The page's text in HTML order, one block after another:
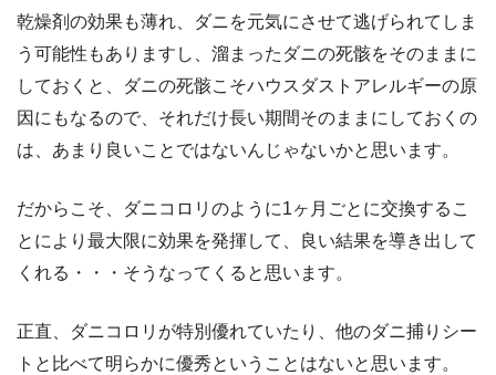
乾燥剤の効果も薄れ、ダニを元気にさせて逃げられてしま
う可能性もありますし、溜まったダニの死骸をそのままに
しておくと、ダニの死骸こそハウスダストアレルギーの原
因にもなるので、それだけ長い期間そのままにしておくの
は、あまり良いことではないんじゃないかと思います。
だからこそ、ダニコロリのように1ヶ月ごとに交換するこ
とにより最大限に効果を発揮して、良い結果を導き出して
くれる・・・そうなってくると思います。
正直、ダニコロリが特別優れていたり、他のダニ捕りシー
トと比べて明らかに優秀ということはないと思います。